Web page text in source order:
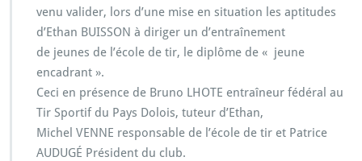
venu valider, lors d’une mise en situation les aptitudes
d’Ethan BUISSON à diriger un d’entraînement
de jeunes de l’école de tir, le diplôme de « jeune
encadrant ».
Ceci en présence de Bruno LHOTE entraîneur fédéral au
Tir Sportif du Pays Dolois, tuteur d’Ethan,
Michel VENNE responsable de l’école de tir et Patrice
AUDUGÉ Président du club.